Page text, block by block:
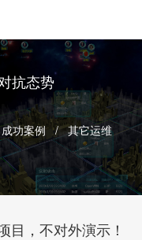
抗态势
功案例 / 其它运维
目，不对外演示！